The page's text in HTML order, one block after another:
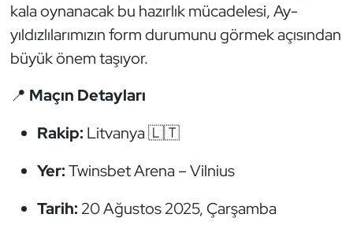
kala oynanacak bu hazırlık mücadelesi, Ay-
yıldızlılarımızın form durumunu görmek açısından
büyük önem taşıyor.
📍 Maçın Detayları
Rakip: Litvanya 🇱🇹
Yer:Twinsbet Arena – Vilnius
Tarih: 20 Ağustos 2025, Çarşamba
Eskrim
Futbol
Futsal
Genel
Golf
Güreş